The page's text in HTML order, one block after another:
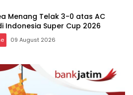
Menang Telak 3-0 atas AC
Indonesia Super Cup 2026
09 August 2026